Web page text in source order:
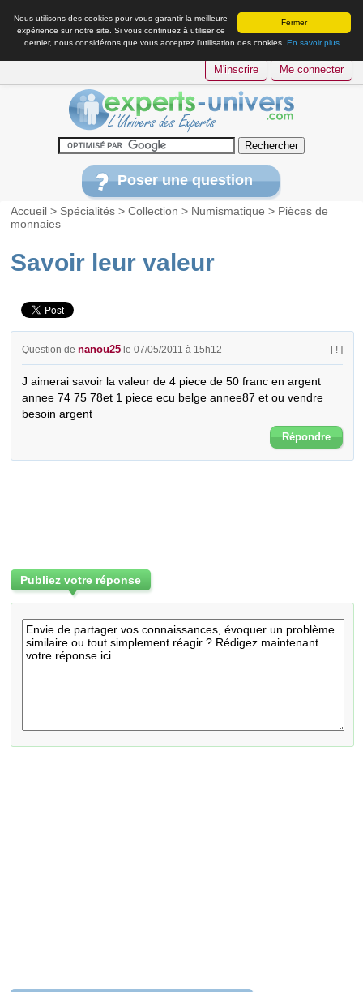
Fermer
Nous utilisons des cookies pour vous garantir la meilleure
expérience sur notre site. Si vous continuez à utiliser ce
dernier, nous considérons que vous acceptez l’utilisation des cookies. En savoir plus
M'inscrire Me connecter
Poser une question
Accueil > Spécialités >Collection > Numismatique > Pièces de
monnaies
Savoir leur valeur
Question denanou25 le 07/05/2011 à 15h12 [ ! ]
J aimerai savoir la valeur de 4 piece de 50 franc en argent
annee 74 75 78et 1 piece ecu belge annee87 et ou vendre
besoin argent
Répondre
Publiez votre réponse